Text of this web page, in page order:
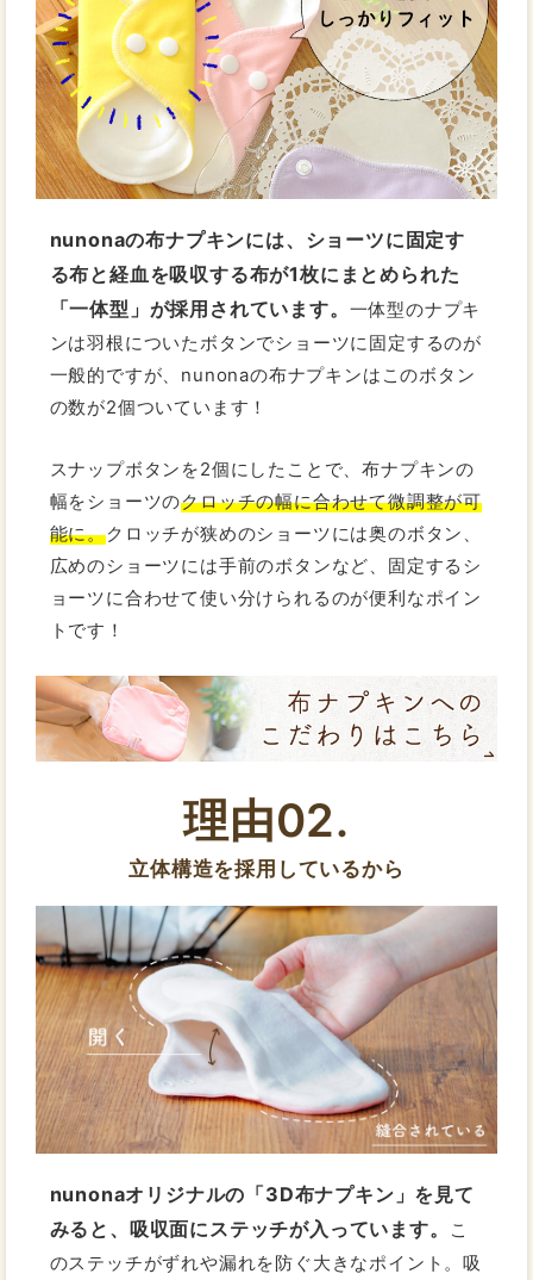
nunonaの布ナプキンには、ショーツに固定す
る布と経血を吸収する布が1枚にまとめられた
「一体型」が採用されています。 一体型のナプキ
ンは羽根についたボタンでショーツに固定するのが
一般的ですが、nunonaの布ナプキンはこのボタン
の数が2個ついています！
スナップボタンを2個にしたことで、布ナプキンの
幅をショーツのクロッチの幅に合わせて微調整が可
能に。クロッチが狭めのショーツには奥のボタン、
広めのショーツには手前のボタンなど、固定するシ
ョーツに合わせて使い分けられるのが便利なポイン
トです！
理由02.
立体構造を採用しているから
nunonaオリジナルの「3D布ナプキン」を見て
みると、吸収面にステッチが入っています。
こ
のステッチがずれや漏れを防ぐ大きなポイント。吸